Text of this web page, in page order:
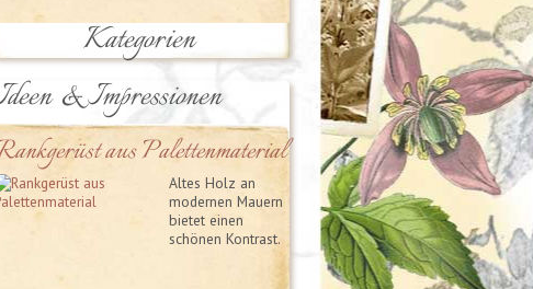
Kategorien
& Impressionen
aus Palettenmaterial
Altes Holz an
modernen Mauern
bietet einen
schönen Kontrast.